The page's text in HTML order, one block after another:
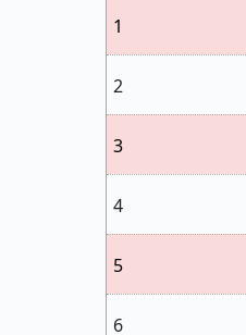
1
2
3
4
5
6